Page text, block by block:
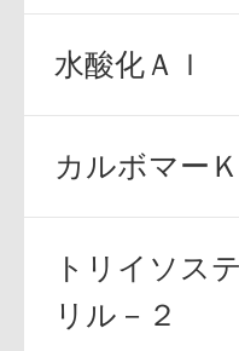
水酸化Ａｌ
カルボマーＫ
トリイソス
リル－２